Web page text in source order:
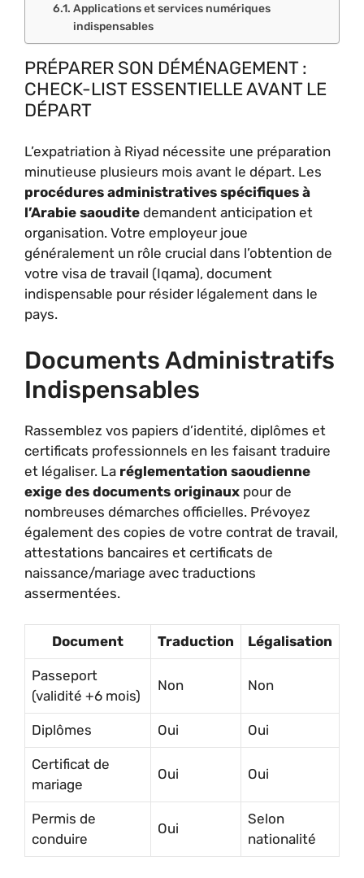
Applications et services numériques
indispensables
PRÉPARER SON DÉMÉNAGEMENT :
CHECK-LIST ESSENTIELLE AVANT LE
DÉPART
L’expatriation à Riyad nécessite une préparation
minutieuse plusieurs mois avant le départ. Les
procédures administratives spécifiques à
l’Arabie saoudite demandent anticipation et
organisation. Votre employeur joue
généralement un rôle crucial dans l’obtention de
votre visa de travail (Iqama), document
indispensable pour résider légalement dans le
pays.
Documents Administratifs
Indispensables
Rassemblez vos papiers d’identité, diplômes et
certificats professionnels en les faisant traduire
et légaliser. La réglementation saoudienne
exige des documents originaux pour de
nombreuses démarches officielles. Prévoyez
également des copies de votre contrat de travail,
attestations bancaires et certificats de
naissance/mariage avec traductions
assermentées.
Document Traduction Légalisation
Passeport
(validité +6 mois)
Non Non
Diplômes Oui Oui
Certificat de
mariage
Oui Oui
Permis de
conduire
Oui
Selon
nationalité